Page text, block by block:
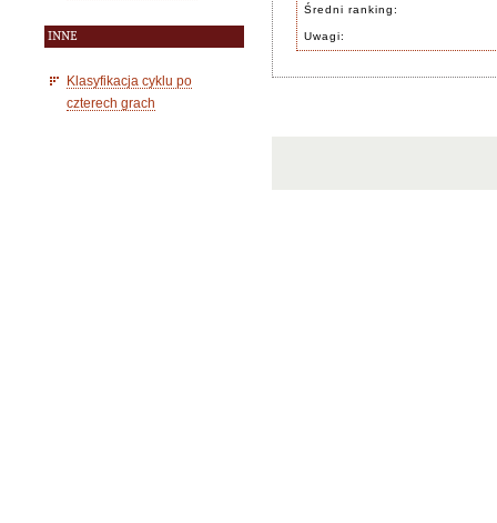
INNE
Klasyfikacja cyklu po
czterech grach
Średni ranking:
Uwagi: